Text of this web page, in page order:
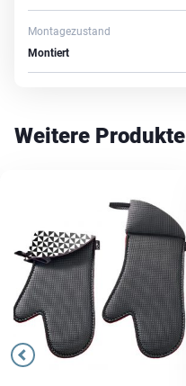
Montagezustand
Montiert
Weitere Produkte